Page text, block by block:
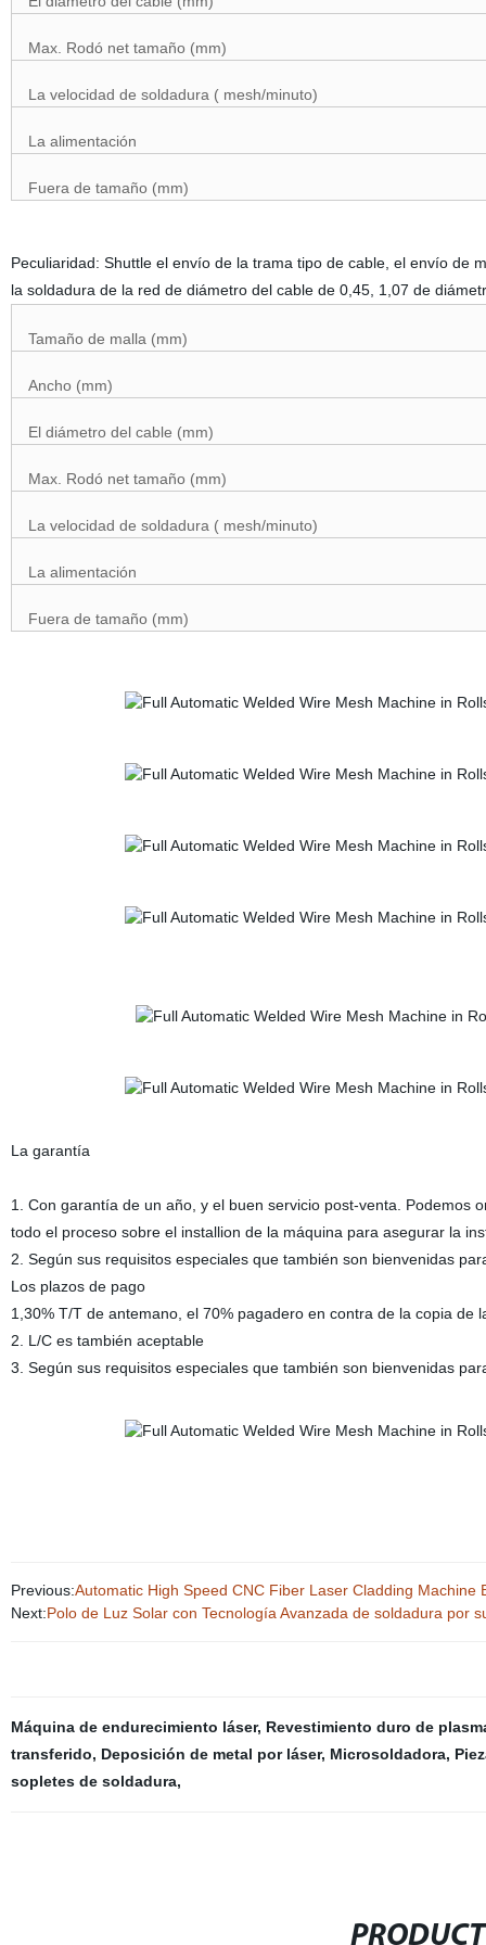
Max. Rodó net tamaño (mm)
La velocidad de soldadura ( mesh/minuto)
La alimentación
Fuera de tamaño (mm)
Peculiaridad: Shuttle el envío de la trama tipo de cable, el envío de
la soldadura de la red de diámetro del cable de 0,45, 1,07 de
Tamaño de malla (mm)
Ancho (mm)
El diámetro del cable (mm)
Max. Rodó net tamaño (mm)
La velocidad de soldadura ( mesh/minuto)
La alimentación
Fuera de tamaño (mm)
La garantía
1. Con garantía de un año, y el buen servicio post-venta.
todo el proceso sobre el installion de la máquina para asegurar la
2. Según sus requisitos especiales que también son bienvenidas
Los plazos de pago
1,30% T/T de antemano, el 70% pagadero en contra de la copia de
2. L/C es también aceptable
3. Según sus requisitos especiales que también son bienvenidas
Previous:Automatic High Speed CNC Fiber Laser Cladding Machine
Next:Polo de Luz Solar con Tecnología Avanzada de soldadura por
Máquina de endurecimiento láser, Revestimiento duro de
transferido, Deposición de metal por láser, Microsoldadora,
sopletes de soldadura,